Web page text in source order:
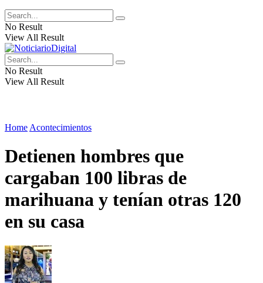
No Result
View All Result
No Result
View All Result
Home Acontecimientos
Detienen hombres que
cargaban 100 libras de
marihuana y tenían otras 120
en su casa